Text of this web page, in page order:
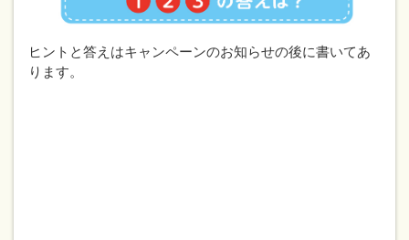
ヒントと答えはキャンペーンのお知らせの後に書いてあ
ります。